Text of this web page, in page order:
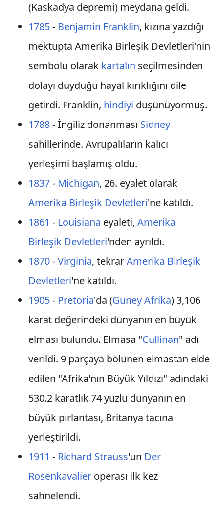
(Kaskadya depremi) meydana geldi.
1785- Benjamin Franklin, kızına yazdığı
mektupta Amerika Birleşik Devletleri'nin
sembolü olarak kartalın seçilmesinden
dolayı duyduğu hayal kırıklığını dile
getirdi. Franklin, hindiyi düşünüyormuş.
1788- İngiliz donanması Sidney
sahillerinde. Avrupalıların kalıcı
yerleşimi başlamış oldu.
1837- Michigan, 26. eyalet olarak
Amerika Birleşik Devletleri'ne katıldı.
1861 - Louisiana eyaleti, Amerika
Birleşik Devletleri'nden ayrıldı.
1870-Virginia, tekrarAmerika Birleşik
Devletleri'ne katıldı.
1905- Pretoria'da (Güney Afrika) 3,106
karat değerindeki dünyanın en büyük
elması bulundu. Elmasa "Cullinan" adı
verildi. 9 parçaya bölünen elmastan elde
edilen "Afrika'nın Büyük Yıldızı" adındaki
530.2 karatlık 74 yüzlü dünyanın en
büyük pırlantası, Britanya tacına
yerleştirildi.
1911 - Richard Strauss'un Der
Rosenkavalieroperası ilk kez
sahnelendi.